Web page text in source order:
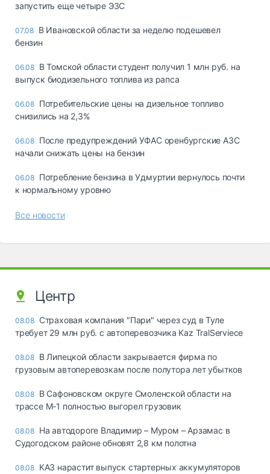
запустить еще четыре ЭЗС
07.08 В Ивановской области за неделю подешевел
бензин
06.08 В Томской области студент получил 1 млн руб. на
выпуск биодизельного топлива из рапса
06.08 Потребительские цены на дизельное топливо
снизились на 2,3%
06.08 После предупреждений УФАС оренбургские АЗС
начали снижать цены на бензин
06.08 Потребление бензина в Удмуртии вернулось почти
к нормальному уровню
Все новости
Центр
08.08 Страховая компания "Пари" через суд в Туле
требует 29 млн руб. с автоперевозчика Kaz TralServiece
08.08 В Липецкой области закрывается фирма по
грузовым автоперевозкам после полутора лет убытков
08.08 В Сафоновском округе Смоленской области на
трассе М-1 полностью выгорел грузовик
08.08 На автодороге Владимир – Муром – Арзамас в
Судогодском районе обновят 2,8 км полотна
08.08 КАЗ нарастит выпуск стартерных аккумуляторов